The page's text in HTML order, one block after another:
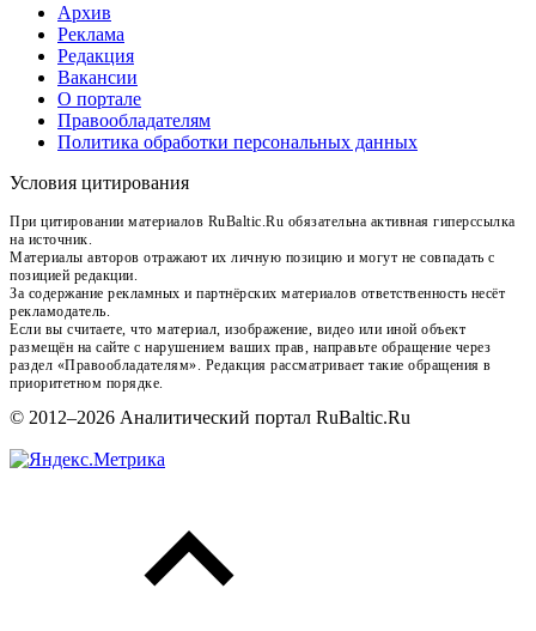
Архив
Реклама
Редакция
Вакансии
О портале
Правообладателям
Политика обработки персональных данных
Условия цитирования
При цитировании материалов RuBaltic.Ru обязательна активная гиперссылка
на источник.
Материалы авторов отражают их личную позицию и могут не совпадать с
позицией редакции.
За содержание рекламных и партнёрских материалов ответственность несёт
рекламодатель.
Если вы считаете, что материал, изображение, видео или иной объект
размещён на сайте с нарушением ваших прав, направьте обращение через
раздел «Правообладателям». Редакция рассматривает такие обращения в
приоритетном порядке.
© 2012–2026 Аналитический портал RuBaltic.Ru